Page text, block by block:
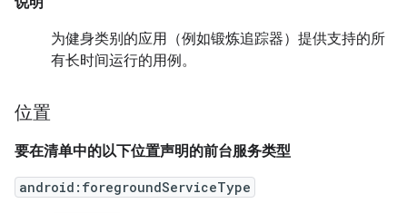
为健身类别的应用（例如锻炼追踪器）提供支持的所
有长时间运行的用例。
位置
要在清单中的以下位置声明的前台服务类型
android:foregroundServiceType